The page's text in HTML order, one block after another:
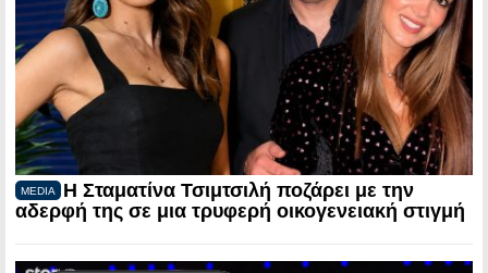
MEDIA
Η Σταματίνα Τσιμτσιλή ποζάρει με την
αδερφή της σε μια τρυφερή οικογενειακή στιγμή